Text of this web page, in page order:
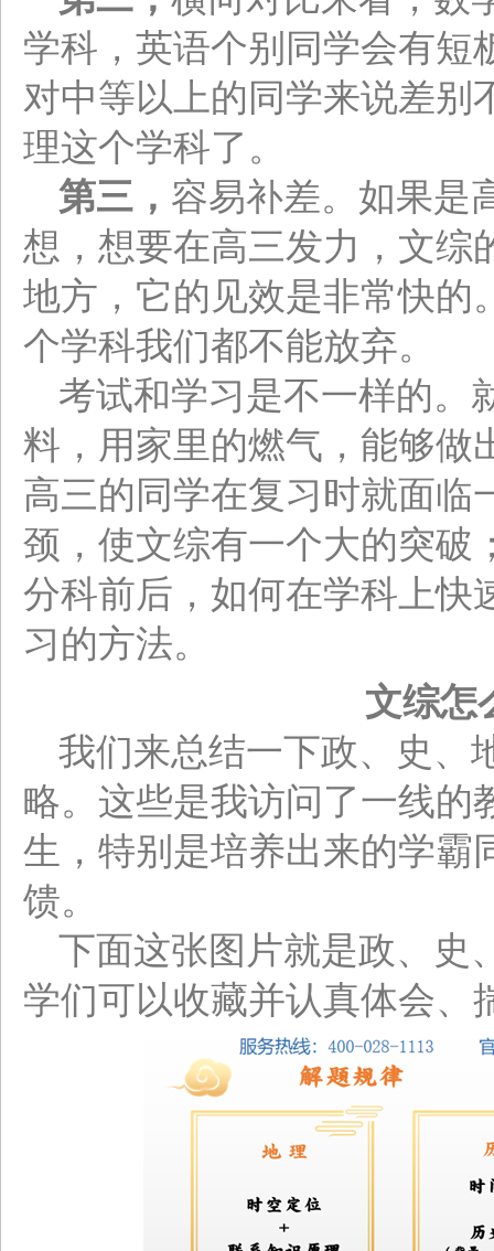
学科，英语个别同学会有短
对中等以上的同学来说差别
理这个学科了。
第三， 容易补差。如果是
想，想要在高三发力，文综
地方，它的见效是非常快的
个学科我们都不能放弃。
考试和学习是不一样的。
料，用家里的燃气，能够做
高三的同学在复习时就面临
颈，使文综有一个大的突破
分科前后，如何在学科上快
习的方法。
文综怎
我们来总结一下政、史、
略。这些是我访问了一线的
生，特别是培养出来的学霸
馈。
下面这张图片就是政、史
学们可以收藏并认真体会、